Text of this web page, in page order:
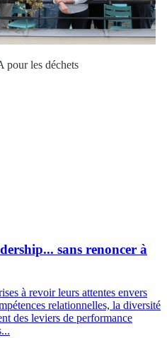
pour les déchets
sans renoncer à
à revoir leurs attentes envers
relationnelles, la diversité
des leviers de performance